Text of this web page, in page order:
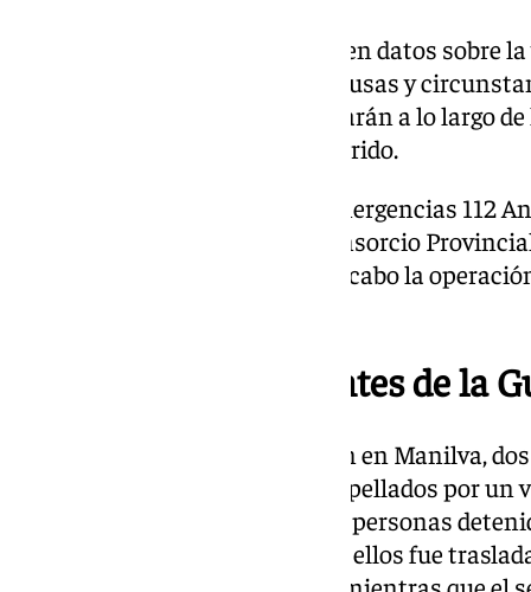
Hasta el momento no se conocen datos sobre
han trascendido las posibles causas y
si bien las autoridades investigarán a lo largo
para tratar de esclarecer lo ocurrido.
Según han trasladado desde Emergencias 112
coordinadora se movilizó al Consorcio
y a la Policía Local para llevar a cabo la
Atropellan a dos agentes de la
El pasado miércoles 19, también en Manilva,
resultaron heridos tras ser atropellados por un
fuga. El suceso se saldó con dos personas
En cuanto a los agentes, uno de ellos fue